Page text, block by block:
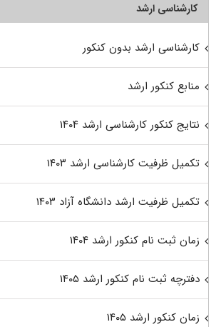
کارشناسی ارشد
کارشناسی ارشد بدون کنکور
منابع کنکور ارشد
نتایج کنکور کارشناسی ارشد ۱۴۰۴
تکمیل ظرفیت کارشناسی ارشد ۱۴۰۳
تکمیل ظرفیت ارشد دانشگاه آزاد ۱۴۰۳
زمان ثبت نام کنکور ارشد ۱۴۰۴
دفترچه ثبت نام کنکور ارشد ۱۴۰۵
زمان کنکور ارشد ۱۴۰۵